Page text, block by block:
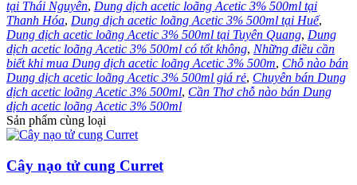
tại Thái Nguyên, Dung dịch acetic loãng Acetic 3% 500ml tại
Thanh Hóa, Dung dịch acetic loãng Acetic 3% 500ml tại Huế,
Dung dịch acetic loãng Acetic 3% 500ml tại Tuyên Quang, Dung
dịch acetic loãng Acetic 3% 500ml có tốt không, Những điều cần
biết khi mua Dung dịch acetic loãng Acetic 3% 500m, Chỗ nào bán
Dung dịch acetic loãng Acetic 3% 500ml giá rẻ, Chuyên bán Dung
dịch acetic loãng Acetic 3% 500ml, Cần Thơ chỗ nào bán Dung
dịch acetic loãng Acetic 3% 500ml
Sản phẩm cùng loại
Cây nạo tử cung Curret